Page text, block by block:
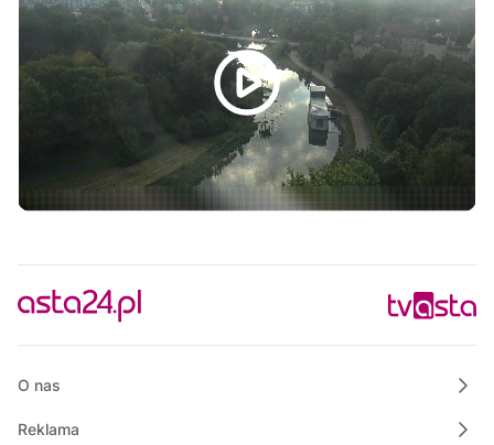
Rozmowa dnia
Ze starych taśm
09:30
Informacje
Magazyn Motowizja
10:15
11:00
Informacje
11:15
O nas
Reklama